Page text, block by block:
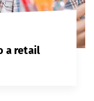
a retail